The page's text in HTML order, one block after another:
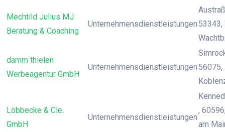
Mechtild Julius MJ
Beratung & Coaching
Unternehmensdienstleistungen 53343,
damm thielen
Werbeagentur GmbH
Unternehmensdienstleistungen 56075,
Löbbecke & Cie.
GmbH
Unternehmensdienstleistungen
,
am